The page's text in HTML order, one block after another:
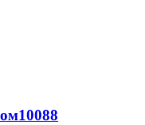
10088